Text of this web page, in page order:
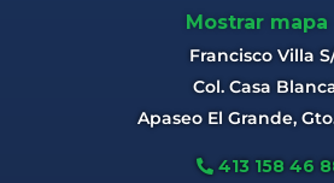
Mostrar mapa
Francisco Villa
Col. Casa
Apaseo El Grande,
413 158 46